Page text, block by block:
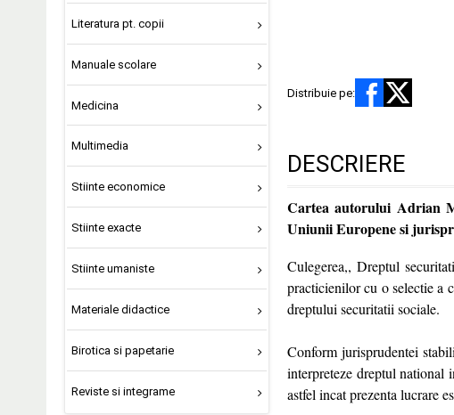
Literatura pt. copii
Manuale scolare
Medicina
Multimedia
Stiinte economice
Stiinte exacte
Stiinte umaniste
Materiale didactice
Birotica si papetarie
Reviste si integrame
Distribuie pe:
DESCRIERE
Cartea autorului Adrian
Uniunii Europene si
Culegerea,, Dreptul
practicienilor cu o selectie a
dreptului securitatii sociale.
Conform jurisprudentei
interpreteze dreptul
astfel incat prezenta lucrare